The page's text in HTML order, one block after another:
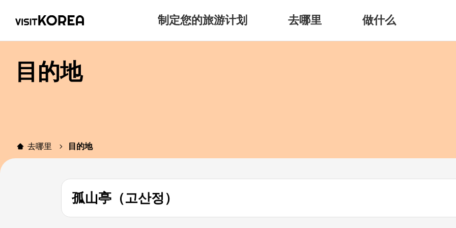
制定您的旅游计划 去哪里 做什么
目的地
去哪里 目的地
孤山亭（고산정）